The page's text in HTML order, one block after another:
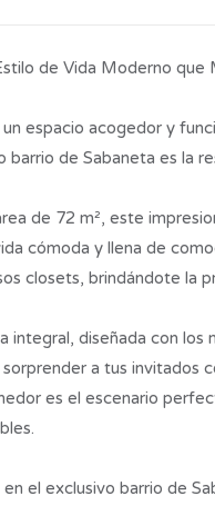
de Vida Moderno que
un espacio acogedor y
barrio de Sabaneta es la
de 72 m², este
cómoda y llena de
closets, brindándote la
integral, diseñada con
a tus invitados
es el escenario
en el exclusivo barrio de